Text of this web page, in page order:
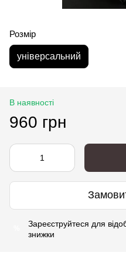
Розмір
універсальний
В наявності
960 грн
Зареєструйтеся для
знижки